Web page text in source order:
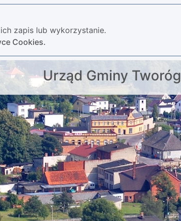
zapis lub wykorzystanie.
Cookies.
Urząd Gminy Tworóg